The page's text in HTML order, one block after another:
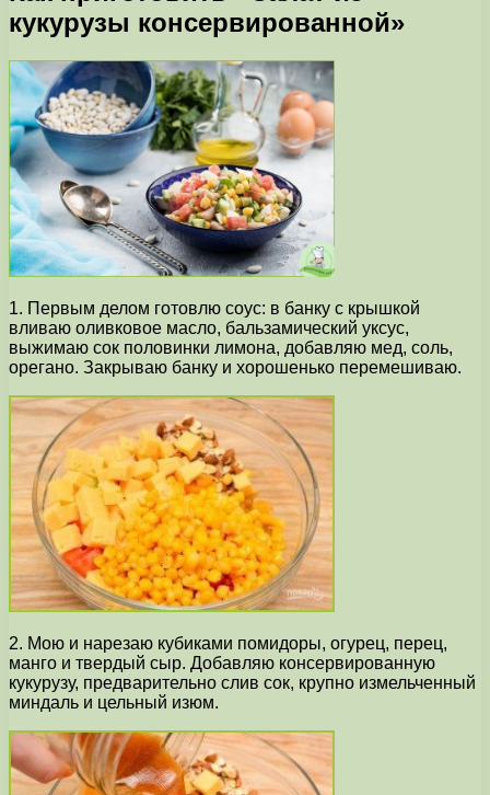
кукурузы консервированной»
1. Первым делом готовлю соус: в банку с крышкой
вливаю оливковое масло, бальзамический уксус,
выжимаю сок половинки лимона, добавляю мед, соль,
орегано. Закрываю банку и хорошенько перемешиваю.
2. Мою и нарезаю кубиками помидоры, огурец, перец,
манго и твердый сыр. Добавляю консервированную
кукурузу, предварительно слив сок, крупно измельченный
миндаль и цельный изюм.